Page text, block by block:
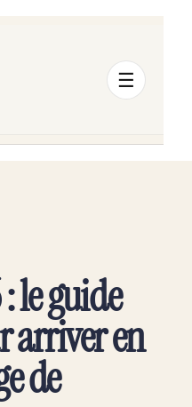
le guide
arriver en
de